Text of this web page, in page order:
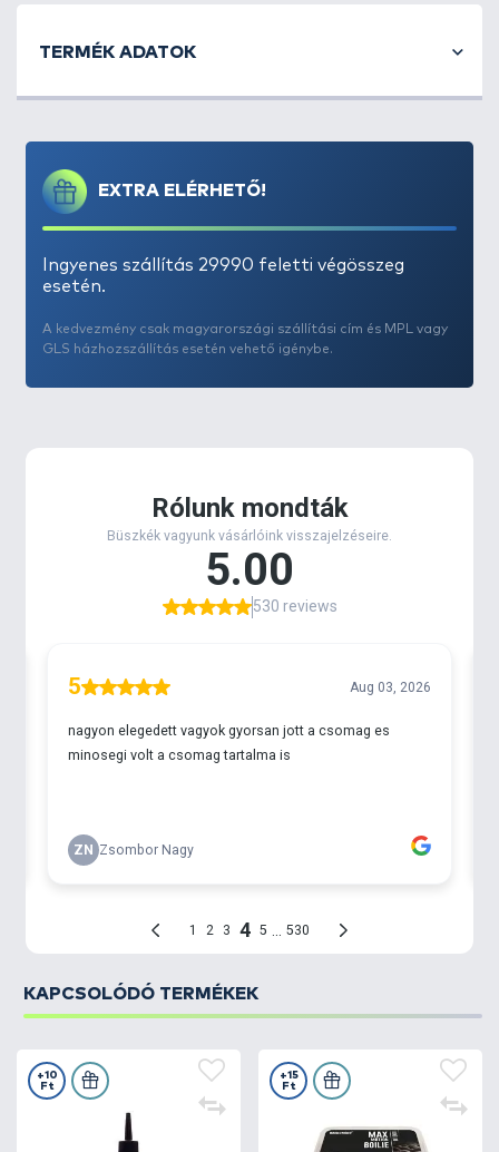
megbízható, jó minőségű főzsinórok
nagyméretű bojlis orsó sok zsinórt kíván. Ezen
használták vásárlóink, de az elmúlt évben sikerült
egymég jobb minőségű, strapabíróbb változat
rátalálni, mely még a legkritikusabb
pontyhorgászok számára sem okoz csalódást!
6 színváltozatbankapható: citromsárga,
narancssárga, arany
áttetsző (crystal).
AReal Black0,24 - 0,27 - 0,32 - 0,37 mm-es
. A legnagyobb bojlis orsók is feltölthetők
ezzel, míg az átlagos méretű orsókból kettőt is
feltölthetünk egy ilyen nagy tekerccsel.
EXTRA ELÉRHETŐ!
Ingyenes szállítás 29990 feletti végösszeg
esetén.
A kedvezmény csak magyarországi szállítási cím és MPL vagy
GLS házhozszállítás esetén vehető igénybe.
TERMÉK ADATOK
KAPCSOLÓDÓ TERMÉKEK
+10
Ft
+15
Ft